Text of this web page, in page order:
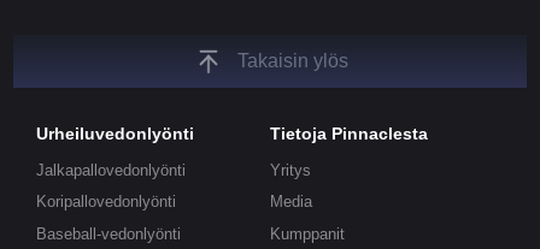
Takaisin ylös
Urheiluvedonlyönti
Jalkapallovedonlyönti
Koripallovedonlyönti
Baseball-vedonlyönti
Tietoja Pinnaclesta
Yritys
Media
Kumppanit